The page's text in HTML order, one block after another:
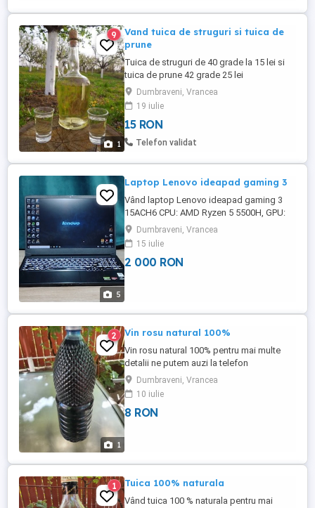
1
9
Vand tuica de struguri si tuica de
prune
Tuica de struguri de 40 grade la 15 lei si
tuica de prune 42 grade 25 lei
Dumbraveni, Vrancea
19 iulie
15 RON
Telefon validat
5
Laptop Lenovo ideapad gaming 3
Vând laptop Lenovo ideapad gaming 3
15ACH6 CPU: AMD Ryzen 5 5500H, GPU:
RTX 2050, 16GB RAM, 512GB Stocare
SSD, Windows 10 PRO (drivere instalate
optimizate). Funcționează perfect, îl vând
pentru că vreau sa fac un upgrade, are
Dumbraveni, Vrancea
15 iulie
2 000 RON
1
2 Vin rosu natural 100%
Vin rosu natural 100% pentru mai multe
detalii ne putem auzi la telefon
Dumbraveni, Vrancea
10 iulie
8 RON
1 Tuica 100% naturala
Vând tuica 100 % naturala pentru mai